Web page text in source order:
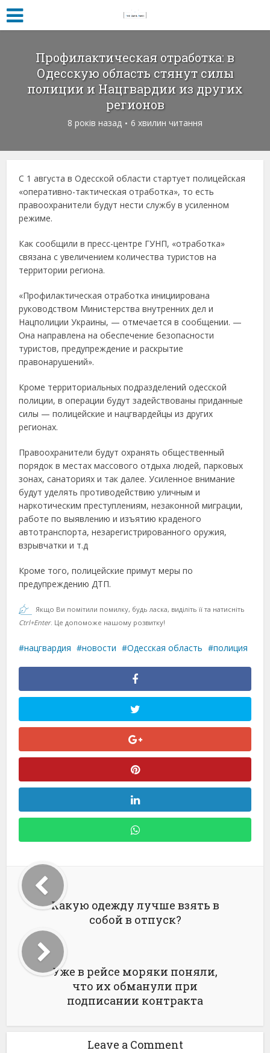
Профилактическая отработка: в
Одесскую область стянут силы
полиции и Нацгвардии из других
регионов
8 років назад 6 хвилин читання
С 1 августа в Одесской области стартует полицейская
«оперативно-тактическая отработка», то есть
правоохранители будут нести службу в усиленном
режиме.
Как сообщили в пресс-центре ГУНП, «отработка»
связана с увеличением количества туристов на
территории региона.
«Профилактическая отработка инициирована
руководством Министерства внутренних дел и
Нацполиции Украины, — отмечается в сообщении. —
Она направлена на обеспечение безопасности
туристов, предупреждение и раскрытие
правонарушений».
Кроме территориальных подразделений одесской
полиции, в операции будут задействованы приданные
силы — полицейские и нацгвардейцы из других
регионах.
Правоохранители будут охранять общественный
порядок в местах массового отдыха людей, парковых
зонах, санаториях и так далее. Усиленное внимание
будут уделять противодействию уличным и
наркотическим преступлениям, незаконной миграции,
работе по выявлению и изъятию краденого
автотранспорта, незарегистрированного оружия,
взрывчатки и т.д
Кроме того, полицейские примут меры по
предупреждению ДТП.
Якщо Ви помітили помилку, будь ласка, виділіть її та натисніть
Ctrl+Enter. Це допоможе нашому розвитку!
нацгвардия новости Одесская область полиция
Какую одежду лучше взять в
собой в отпуск?
Уже в рейсе моряки поняли,
что их обманули при
подписании контракта
Leave a Comment